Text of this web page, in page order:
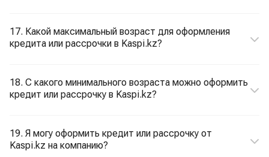
17. Какой максимальный возраст для оформления
кредита или рассрочки в Kaspi.kz?
18. С какого минимального возраста можно оформить
кредит или рассрочку в Kaspi.kz?
19. Я могу оформить кредит или рассрочку от
Kaspi.kz на компанию?